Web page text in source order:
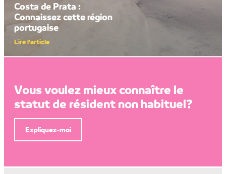
Costa de Prata :
Connaissez cette région
portugaise
Lire l'article
Vous voulez mieux connaître le
statut de résident non habituel?
Expliquez-moi